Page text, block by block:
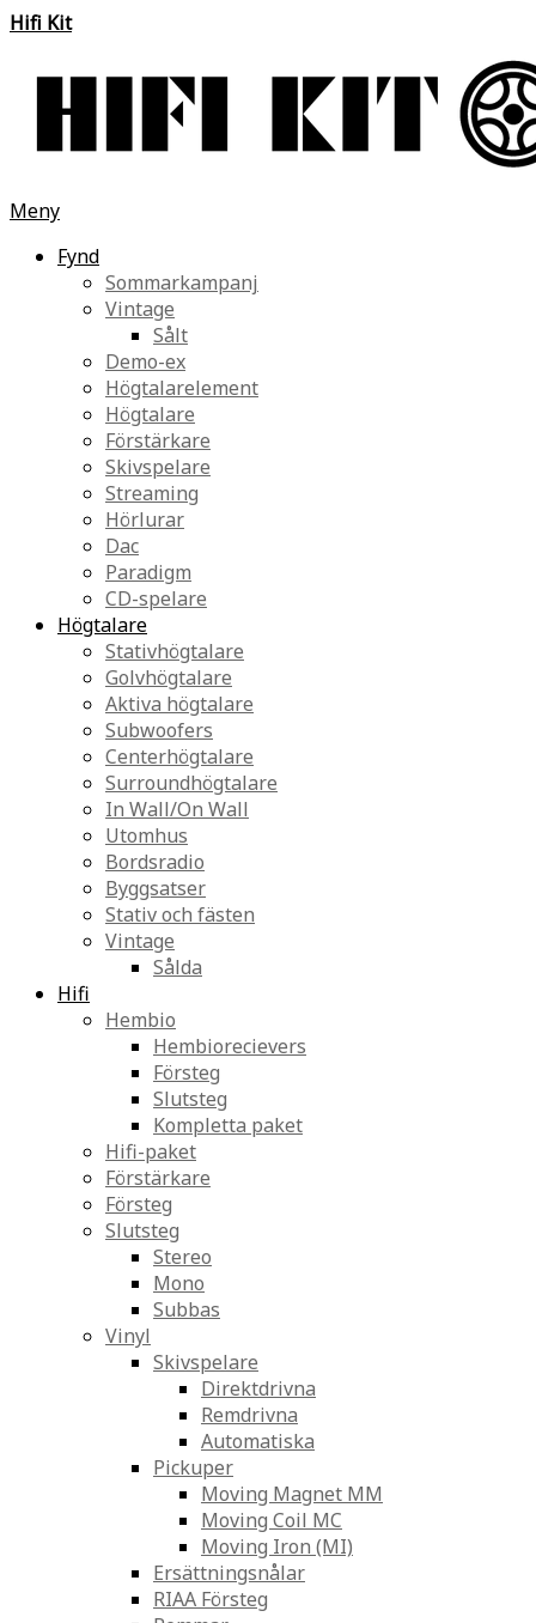
Hifi Kit
Meny
Fynd
Sommarkampanj
Vintage
Sålt
Demo-ex
Högtalarelement
Högtalare
Förstärkare
Skivspelare
Streaming
Hörlurar
Dac
Paradigm
CD-spelare
Högtalare
Stativhögtalare
Golvhögtalare
Aktiva högtalare
Subwoofers
Centerhögtalare
Surroundhögtalare
In Wall/On Wall
Utomhus
Bordsradio
Byggsatser
Stativ och fästen
Vintage
Sålda
Hifi
Hembio
Hembiorecievers
Försteg
Slutsteg
Kompletta paket
Hifi-paket
Förstärkare
Försteg
Slutsteg
Stereo
Mono
Subbas
Vinyl
Skivspelare
Direktdrivna
Remdrivna
Automatiska
Pickuper
Moving Magnet MM
Moving Coil MC
Moving Iron (MI)
Ersättningsnålar
RIAA Försteg